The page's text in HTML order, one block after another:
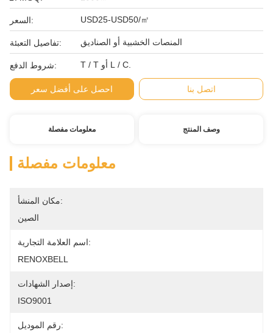
السعر: USD25-USD50/㎡
تفاصيل التعبئة: المنصات الخشبية أو الصناديق
شروط الدفع: T / T أو L / C.
احصل على أفضل سعر اتصل بنا
معلومات مفصلة وصف المنتج
معلومات مفصلة
مكان المنشأ:
الصين
اسم العلامة التجارية:
RENOXBELL
إصدار الشهادات:
ISO9001
رقم الموديل: